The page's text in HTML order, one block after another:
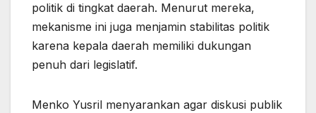
politik di tingkat daerah. Menurut mereka,
mekanisme ini juga menjamin stabilitas politik
karena kepala daerah memiliki dukungan
penuh dari legislatif.
Menko Yusril menyarankan agar diskusi publik